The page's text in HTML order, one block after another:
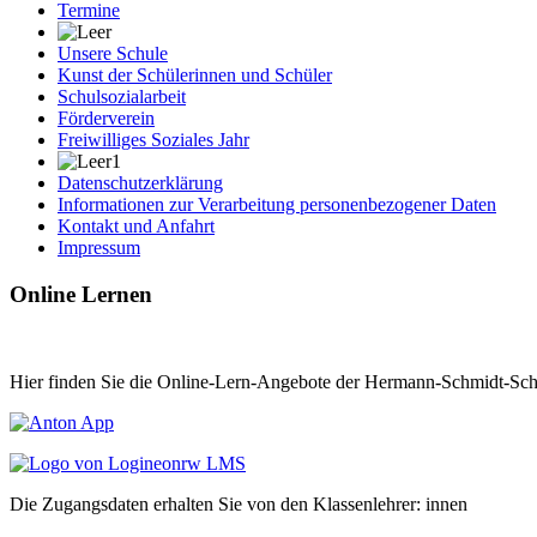
Termine
Unsere Schule
Kunst der Schülerinnen und Schüler
Schulsozialarbeit
Förderverein
Freiwilliges Soziales Jahr
Datenschutzerklärung
Informationen zur Verarbeitung personenbezogener Daten
Kontakt und Anfahrt
Impressum
Online Lernen
Hier finden Sie die Online-Lern-Angebote der Hermann-Schmidt-
Die Zugangsdaten erhalten Sie von den Klassenlehrer: innen